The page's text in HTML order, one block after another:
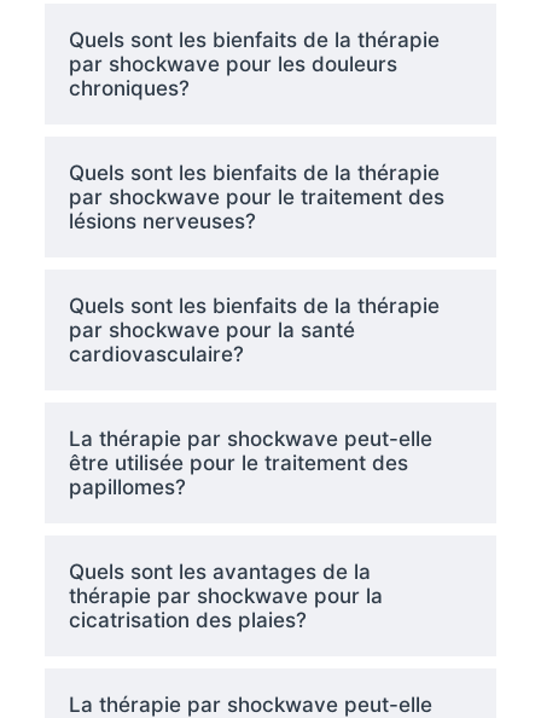
Quels sont les bienfaits de la thérapie
par shockwave pour les douleurs
chroniques?
Quels sont les bienfaits de la thérapie
par shockwave pour le traitement des
lésions nerveuses?
Quels sont les bienfaits de la thérapie
par shockwave pour la santé
cardiovasculaire?
La thérapie par shockwave peut-elle
être utilisée pour le traitement des
papillomes?
Quels sont les avantages de la
thérapie par shockwave pour la
cicatrisation des plaies?
La thérapie par shockwave peut-elle